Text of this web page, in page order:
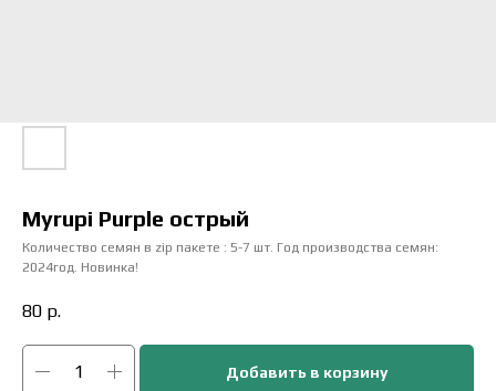
Myrupi Purple острый
Количество семян в zip пакете : 5-7 шт. Год производства семян:
2024год. Новинка!
80 р.
Добавить в корзину